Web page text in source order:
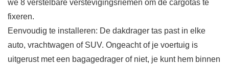
we 8 verstelbare verstevigingsriemen om de cargotas te
fixeren.
Eenvoudig te installeren: De dakdrager tas past in elke
auto, vrachtwagen of SUV. Ongeacht of je voertuig is
uitgerust met een bagagedrager of niet, je kunt hem binnen